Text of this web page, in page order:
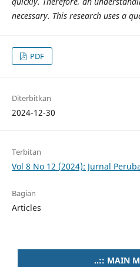
necessary. This research uses a
PDF
Diterbitkan
2024-12-30
Terbitan
Vol 8 No 12 (2024): Jurnal
Bagian
Articles
..:: MAIN